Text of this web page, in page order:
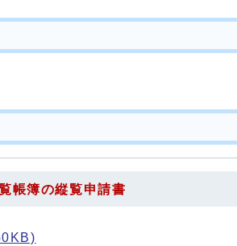
帳簿の縦覧申請書